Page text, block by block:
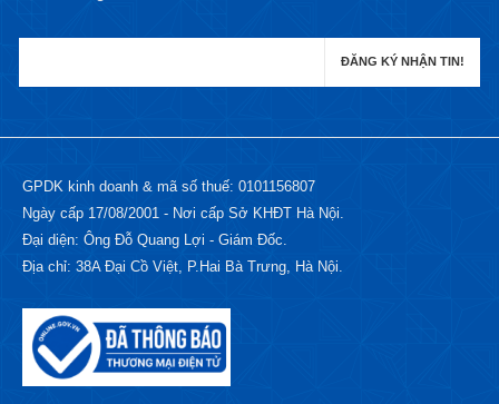
GPDK kinh doanh & mã số thuế: 0101156807
Ngày cấp 17/08/2001 - Nơi cấp Sở KHĐT Hà Nội.
Đại diện: Ông Đỗ Quang Lợi - Giám Đốc.
Địa chỉ: 38A Đại Cồ Việt, P.Hai Bà Trưng, Hà Nội.